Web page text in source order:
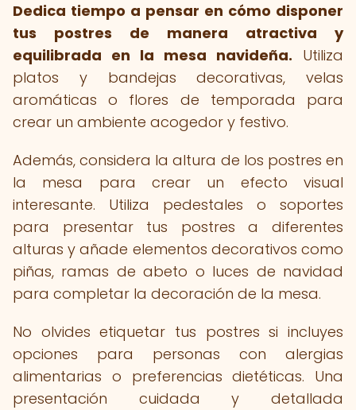
Dedica tiempo a pensar en cómo disponer
tus postres de manera atractiva y
equilibrada en la mesa navideña. Utiliza
platos y bandejas decorativas, velas
aromáticas o flores de temporada para
crear un ambiente acogedor y festivo.
Además, considera la altura de los postres en
la mesa para crear un efecto visual
interesante. Utiliza pedestales o soportes
para presentar tus postres a diferentes
alturas y añade elementos decorativos como
piñas, ramas de abeto o luces de navidad
para completar la decoración de la mesa.
No olvides etiquetar tus postres si incluyes
opciones para personas con alergias
alimentarias o preferencias dietéticas. Una
presentación cuidada y detallada